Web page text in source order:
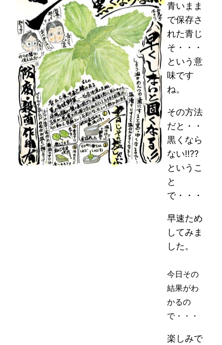
青いまま
で保存さ
れた青じ
そ・・・
という意
味です
ね。
その方法
だと・・
黒くなら
ない!!??
というこ
と
で・・・
早速ため
してみま
した。
今日その
結果がわ
かるの
で・・・
楽しみで